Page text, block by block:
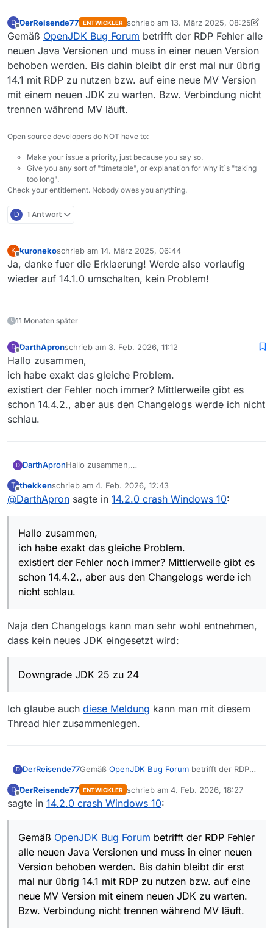
D
Offline
DerReisende77 ENTWICKLER schrieb am 13. März 2025, 08:25
zuletzt editiert von DerReisende77
Gemäß OpenJDK Bug Forum betrifft der RDP Fehler alle
neuen Java Versionen und muss in einer neuen Version
behoben werden. Bis dahin bleibt dir erst mal nur übrig
14.1 mit RDP zu nutzen bzw. auf eine neue MV Version
mit einem neuen JDK zu warten. Bzw. Verbindung nicht
trennen während MV läuft.
Open source developers do NOT have to:
Make your issue a priority, just because you say so.
Give you any sort of "timetable", or explanation for why it´s "taking
too long".
Check your entitlement. Nobody owes you anything.
D 1 Antwort
K
Offline
kuronekoschrieb am 14. März 2025, 06:44
zuletzt editiert von
Ja, danke fuer die Erklaerung! Werde also vorlaufig
wieder auf 14.1.0 umschalten, kein Problem!
11 Monaten später
D
Offline
DarthApronschrieb am 3. Feb. 2026, 11:12
zuletzt editiert von
Hallo zusammen,
ich habe exakt das gleiche Problem.
existiert der Fehler noch immer? Mittlerweile gibt es
schon 14.4.2., aber aus den Changelogs werde ich nicht
schlau.
D DarthApronHallo zusammen,
existiert der Fehler noch immer? Mittlerweile gibt
es schon 14.4.2., aber aus den Changelogs werde
T
Offline
thekkenschrieb am 4. Feb. 2026, 12:43
zuletzt editiert von
@DarthApron sagte in 14.2.0 crash Windows 10:
Hallo zusammen,
ich habe exakt das gleiche Problem.
existiert der Fehler noch immer? Mittlerweile gibt es
schon 14.4.2., aber aus den Changelogs werde ich
nicht schlau.
Naja den Changelogs kann man sehr wohl entnehmen,
dass kein neues JDK eingesetzt wird:
Downgrade JDK 25 zu 24
Ich glaube auch diese Meldung kann man mit diesem
Thread hier zusammenlegen.
D DerReisende77Gemäß OpenJDK Bug Forum betrifft der RDP
einer neuen Version behoben werden. Bis
dahin bleibt dir erst mal nur übrig 14.1 mit RDP
nicht trennen während MV läuft.
D
Offline
DerReisende77 ENTWICKLER schrieb am 4. Feb. 2026, 18:27
zuletzt editiert von
sagte in 14.2.0 crash Windows 10:
Gemäß OpenJDK Bug Forum betrifft der RDP Fehler
alle neuen Java Versionen und muss in einer neuen
Version behoben werden. Bis dahin bleibt dir erst
mal nur übrig 14.1 mit RDP zu nutzen bzw. auf eine
neue MV Version mit einem neuen JDK zu warten.
Bzw. Verbindung nicht trennen während MV läuft.